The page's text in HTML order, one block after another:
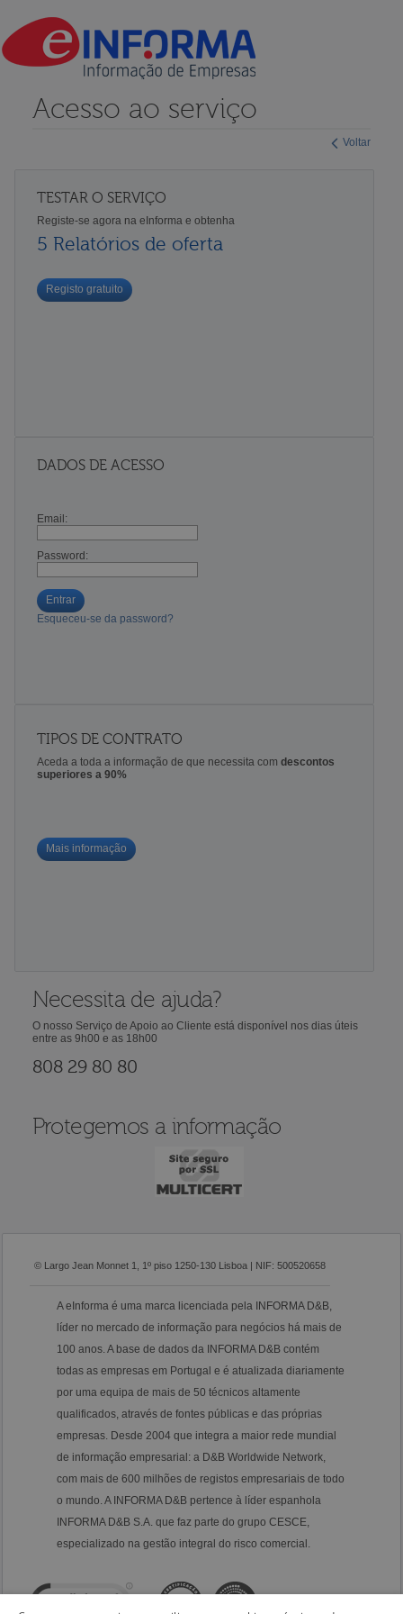
Voltar
Acesso ao serviço
TESTAR O SERVIÇO
Registe-se agora na eInforma e obtenha
5 Relatórios de oferta
Registo gratuito
DADOS DE ACESSO
Email:
Password:
Entrar
Esqueceu-se da password?
TIPOS DE CONTRATO
Aceda a toda a informação de que necessita com descontos
superiores a 90%
Mais informação
Necessita de ajuda?
O nosso Serviço de Apoio ao Cliente está disponível nos dias úteis
entre as 9h00 e as 18h00
808 29 80 80
Protegemos a informação
© Largo Jean Monnet 1, 1º piso 1250-130 Lisboa | NIF: 500520658
A eInforma é uma marca licenciada pela INFORMA D&B,
líder no mercado de informação para negócios há mais de
100 anos. A base de dados da INFORMA D&B contém
todas as empresas em Portugal e é atualizada diariamente
por uma equipa de mais de 50 técnicos altamente
qualificados, através de fontes públicas e das próprias
empresas. Desde 2004 que integra a maior rede mundial
de informação empresarial: a D&B Worldwide Network,
com mais de 600 milhões de registos empresariais de todo
o mundo. A INFORMA D&B pertence à líder espanhola
INFORMA D&B S.A. que faz parte do grupo CESCE,
especializado na gestão integral do risco comercial.